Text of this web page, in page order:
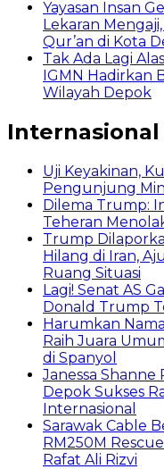
Yayasan Insan
Lekaran
Qur’an di Kota
Tak Ada Lagi
IGMN Hadirkan
Wilayah Depok
Internasional
Uji Keyakinan,
Pengunjung
Dilema Trump:
Teheran
Trump
Hilang di Iran,
Ruang Situasi
Lagi! Senat AS
Donald Trump
Harumkan
Raih Juara
di Spanyol
Janessa Shanne
Depok Sukses
Internasional
Sarawak Cable
RM250M
Rafat Ali Rizvi